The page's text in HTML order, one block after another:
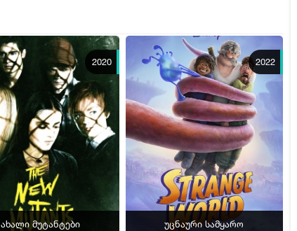
2020
ახალი მუტანტები
2022
უცნაური სამყარო